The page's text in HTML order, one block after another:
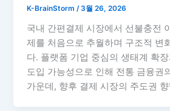
K-BrainStorm/3월 26, 2026
국내 간편결제 시장에서 선불충전
제를 처음으로 추월하며 구조적 변
다. 플랫폼 기업 중심의 생태계 확
도입 가능성으로 인해 전통 금융권
가운데, 향후 결제 시장의 주도권